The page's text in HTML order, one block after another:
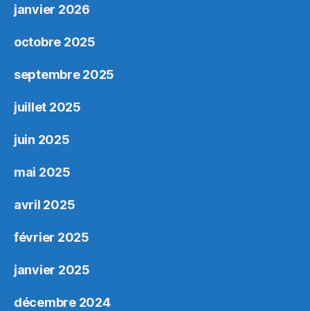
janvier 2026
octobre 2025
septembre 2025
juillet 2025
juin 2025
mai 2025
avril 2025
février 2025
janvier 2025
décembre 2024